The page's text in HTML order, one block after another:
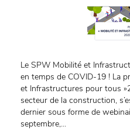
Le SPW Mobilité et
en temps de COVID-19 ! La
et Infrastructures pour tous
secteur de la construction,
dernier sous forme de
septembre,...